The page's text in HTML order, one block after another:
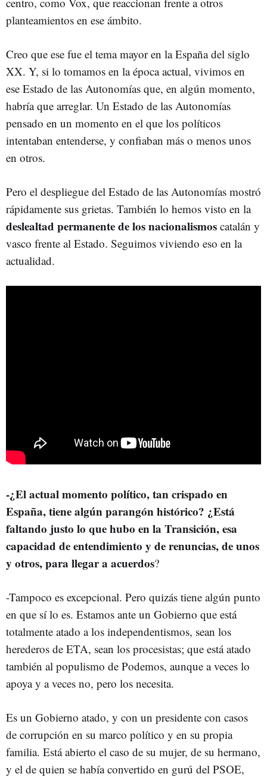
planteamientos en ese ámbito.
Creo que ese fue el tema mayor en la España del siglo
XX. Y, si lo tomamos en la época actual, vivimos en
ese Estado de las Autonomías que, en algún momento,
habría que arreglar. Un Estado de las Autonomías
pensado en un momento en el que los políticos
intentaban entenderse, y confiaban más o menos unos
en otros.
Pero el despliegue del Estado de las Autonomías mostró
rápidamente sus grietas. También lo hemos visto en la
deslealtad permanente de los nacionalismos catalán y
vasco frente al Estado. Seguimos viviendo eso en la
actualidad.
-¿El actual momento político, tan crispado en
España, tiene algún parangón histórico? ¿Está
faltando justo lo que hubo en la Transición, esa
capacidad de entendimiento y de renuncias, de unos
y otros, para llegar a acuerdos?
-Tampoco es excepcional. Pero quizás tiene algún punto
en que sí lo es. Estamos ante un Gobierno que está
totalmente atado a los independentismos, sean los
herederos de ETA, sean los procesistas; que está atado
también al populismo de Podemos, aunque a veces lo
apoya y a veces no, pero los necesita.
Es un Gobierno atado, y con un presidente con casos
de corrupción en su marco político y en su propia
familia. Está abierto el caso de su mujer, de su hermano,
y el de quien se había convertido en gurú del PSOE,